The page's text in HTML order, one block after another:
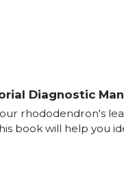
Diagnostic
rhododendron's
book will help you